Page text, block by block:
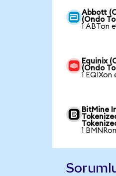
Abbott
(Ondo
1 ABTon
Equinix
(Ondo
1 EQIXon
BitMine
1